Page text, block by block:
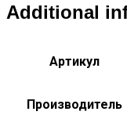
Additional
Артикул
Производитель